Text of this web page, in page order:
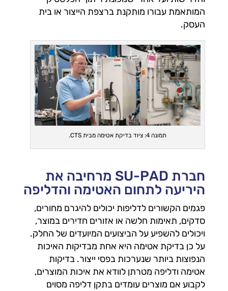
המותאמת עבורו מותקנת ברצפת הייצור או בית
העסק.
תמונה 4: ציוד בדיקת אטימה מבית CTS.
חברת SU-PAD מרחיבה את
היריעה לתחום האטימה והדליפה
פגמים הקשורים לדליפות יכולים להיגרם מחורים,
סדקים, תאימות חלשה או אזורים חדירים במוצר,
ויכולים להשפיע על הביצועים המיועדים של החלק.
על כן בדיקת אטימה היא אחת מבדיקות האיכות
הנפוצות ביותר שנערכות בפסי ייצור. בדיקות
אטימה ודליפה מטרתן לוודא את איכות המוצרים,
לקבוע אם מוצרים עומדים בתקן דליפה מסוים